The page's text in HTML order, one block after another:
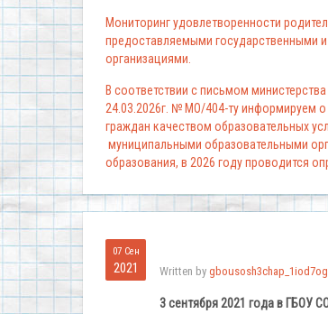
Мониторинг удовлетворенности
предоставляемыми государственными
организациями.
В соответствии с письмом
24.03.2026г. № МО/404-ту информируем
граждан качеством образовательных
муниципальными образовательными
образования, в 2026 году проводится
07 Сен
2021 Written by
3 сентября 2021 года в ГБОУ